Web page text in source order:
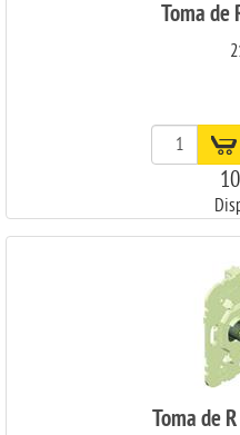
Toma de
Toma de